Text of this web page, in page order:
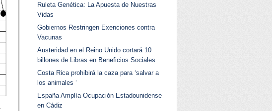
Ruleta Genética: La Apuesta de Nuestras
Vidas
Gobiernos Restringen Exenciones contra
Vacunas
Austeridad en el Reino Unido cortará 10
billones de Libras en Beneficios Sociales
Costa Rica prohibirá la caza para ‘salvar a
los animales ‘
España Amplía Ocupación Estadounidense
en Cádiz